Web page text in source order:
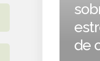
de